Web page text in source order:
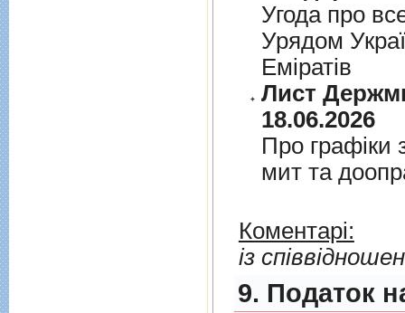
Угода про
Урядом
Емiратiв
Лист
18.06.2026
Про графiки
мит та
Коментарі:
із
9. Податок